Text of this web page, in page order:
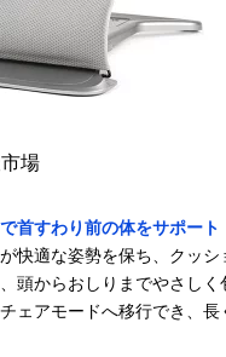
場
首すわり前の体をサポート
快適な姿勢を保ち、クッ
頭からおしりまでやさしく
ェアモードへ移行でき、